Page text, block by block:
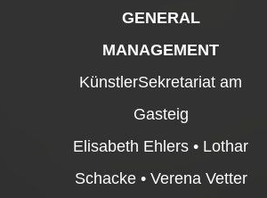
GENERAL
MANAGEMENT
KünstlerSekretariat am
Gasteig
Elisabeth Ehlers • Lothar
Schacke • Verena Vetter